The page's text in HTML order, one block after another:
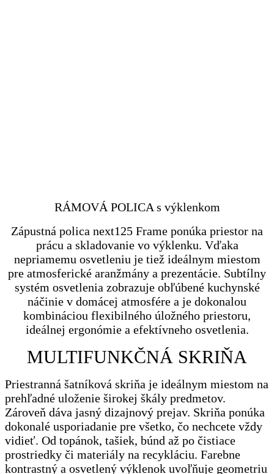
RÁMOVÁ POLICA s výklenkom
Zápustná polica next125 Frame ponúka priestor na
prácu a skladovanie vo výklenku. Vďaka
nepriamemu osvetleniu je tiež ideálnym miestom
pre atmosferické aranžmány a prezentácie. Subtílny
systém osvetlenia zobrazuje obľúbené kuchynské
náčinie v domácej atmosfére a je dokonalou
kombináciou flexibilného úložného priestoru,
ideálnej ergonómie a efektívneho osvetlenia.
MULTIFUNKČNÁ SKRIŇA
Priestranná šatníková skriňa je ideálnym miestom na
prehľadné uloženie širokej škály predmetov.
Zároveň dáva jasný dizajnový prejav. Skriňa ponúka
dokonalé usporiadanie pre všetko, čo nechcete vždy
vidieť. Od topánok, tašiek, búnd až po čistiace
prostriedky či materiály na recykláciu. Farebne
kontrastný a osvetlený výklenok uvoľňuje geometriu